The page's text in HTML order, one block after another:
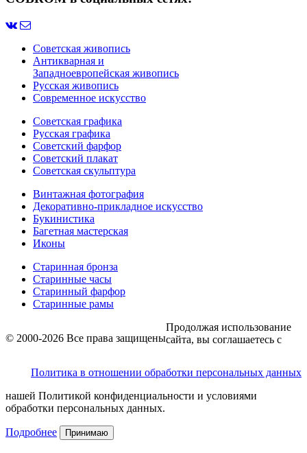
Советская живопись
Антикварная и
Западноевропейская живопись
Русская живопись
Современное искусство
Советская графика
Русская графика
Советский фарфор
Советский плакат
Советская скульптура
Винтажная фотография
Декоративно-прикладное искусство
Букинистика
Багетная мастерская
Иконы
Старинная бронза
Старинные часы
Старинный фарфор
Старинные рамы
© 2000-2026 Все права защищены
Политика в отношении обработки персональных данных
Продолжая использование
сайта, вы соглашаетесь с
нашей Политикой конфиденциальности и условиями
обработки персональных данных.
Подробнее Принимаю